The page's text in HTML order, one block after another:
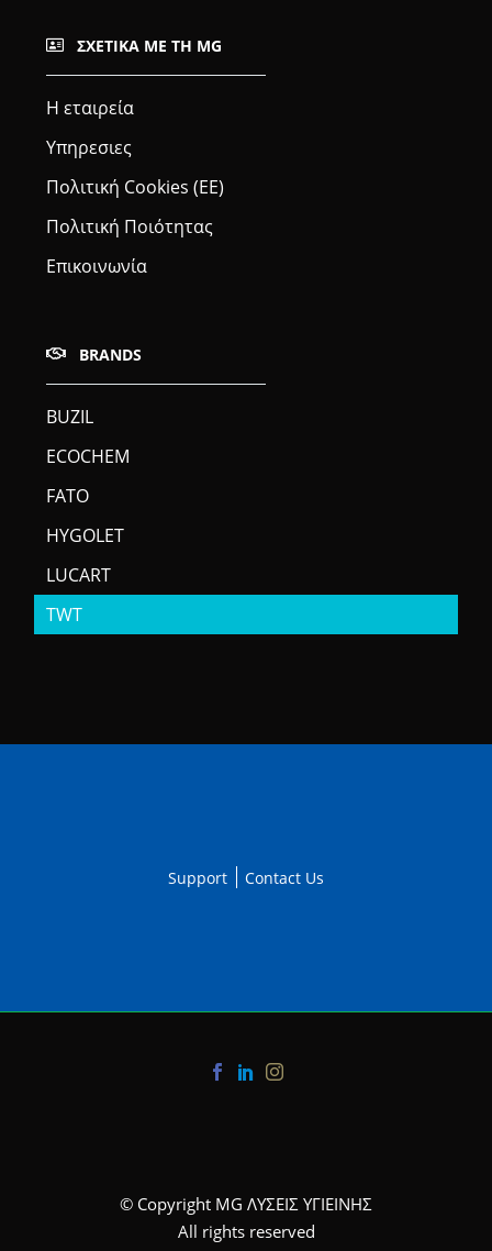
ΣΧΕΤΙΚΆ ΜΕ ΤΗ MG
Η εταιρεία
Υπηρεσιες
Πολιτική Cookies (ΕΕ)
Πολιτική Ποιότητας
Επικοινωνία
BRANDS
BUZIL
ECOCHEM
FATO
HYGOLET
LUCART
TWT
Support Contact Us
© Copyright MG ΛΥΣΕΙΣ ΥΓΙΕΙΝΗΣ
All rights reserved